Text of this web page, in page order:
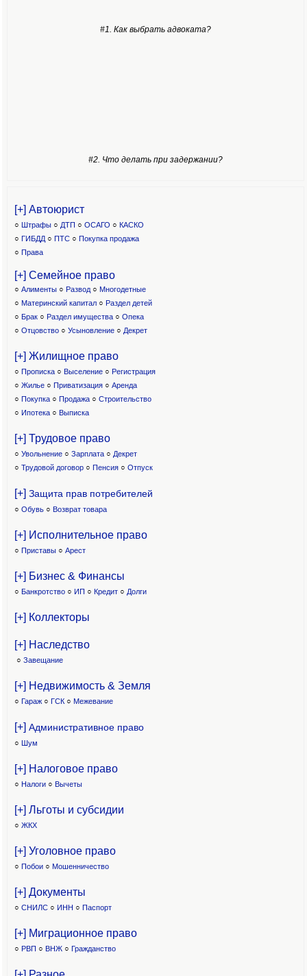
#1. Как выбрать адвоката?
#2. Что делать при задержании?
[+] Автоюрист
○ Штрафы ○ ДТП ○ ОСАГО ○ КАСКО
○ ГИБДД ○ ПТС ○ Покупка продажа
○ Права
[+] Семейное право
○ Алименты ○ Развод ○ Многодетные
○ Материнский капитал○ Раздел детей
○ Брак ○ Раздел имущества ○ Опека
○ Отцовство○ Усыновление ○ Декрет
[+] Жилищное право
○ Прописка ○ Выселение ○ Регистрация
○ Жилье ○ Приватизация ○ Аренда
○ Покупка ○ Продажа ○ Строительство
○ Ипотека ○ Выписка
[+] Трудовое право
○ Увольнение ○ Зарплата ○ Декрет
○ Трудовой договор ○ Пенсия ○ Отпуск
[+] Защита прав потребителей
○ Обувь ○ Возврат товара
[+] Исполнительное право
○ Приставы ○ Арест
[+] Бизнес & Финансы
○ Банкротство ○ ИП ○ Кредит ○ Долги
[+] Коллекторы
[+] Наследство
○ Завещание
[+] Недвижимость & Земля
○ Гараж ○ ГСК ○ Межевание
[+] Административное право
○ Шум
[+] Налоговое право
○ Налоги ○ Вычеты
[+] Льготы и субсидии
○ ЖКХ
[+] Уголовное право
○ Побои ○ Мошенничество
[+] Документы
○ СНИЛС ○ ИНН ○ Паспорт
[+] Миграционное право
○ РВП ○ ВНЖ ○ Гражданство